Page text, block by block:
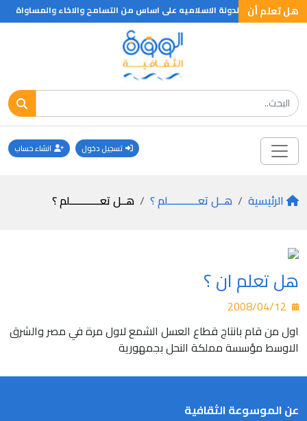
هل تعلم أن
تسجيل دخول انشاء حساب
الرئيسية هــل تعـــــــــــلم ؟ هــل تعـــــــــــلم ؟
هل تعلم ان ؟
اول من قام بانتاج قطاع العسل الشمع لاول مرة في مصر والشرق
الاوسط مؤسسة مملكة النحل بجمهورية
عن الموسوعة الثقافية